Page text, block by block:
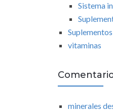
Sistema
vitaminas
minerales